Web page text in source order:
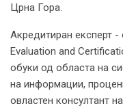
Црна Гора.
Акредитиран експерт
Evaluation and
обуки од областа на
на информации,
овластен консултант